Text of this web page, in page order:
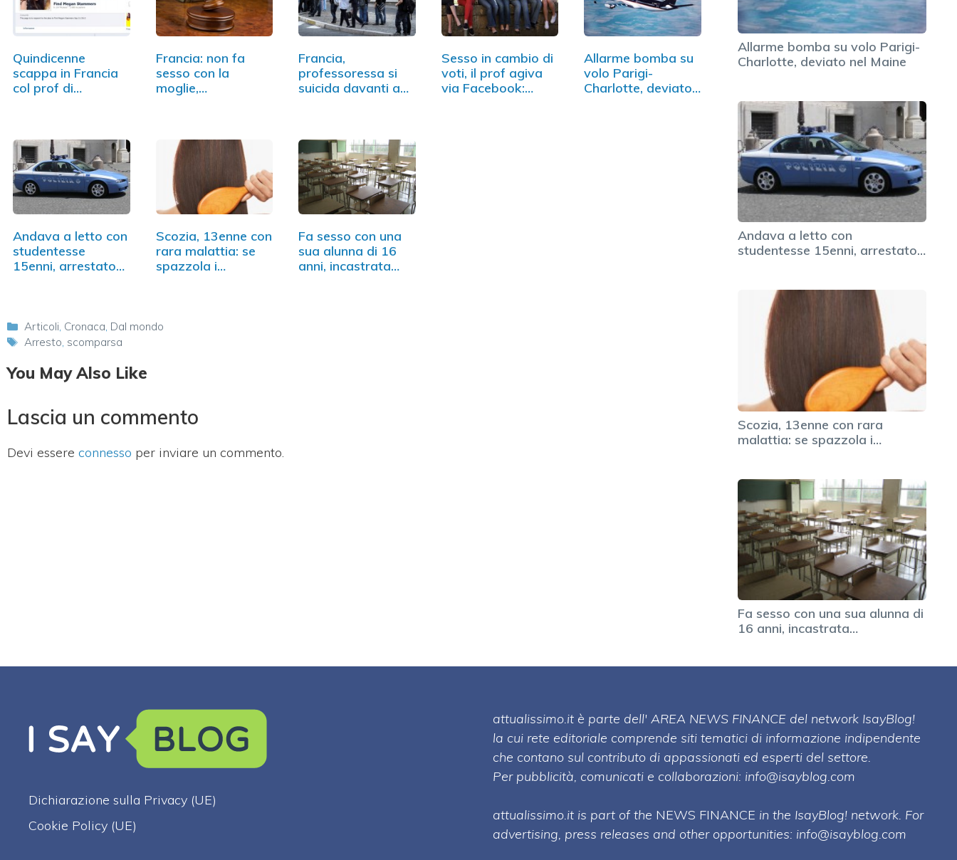
Quindicenne
scappa in Francia
col prof di
Francia: non fa
sesso con la
moglie,
Francia,
professoressa si
suicida davanti a
Sesso in cambio di
voti, il prof agiva
via Facebook:…
Allarme bomba su
volo Parigi-
Charlotte, deviato
Andava a letto con
studentesse
15enni, arrestato…
Scozia, 13enne con
rara malattia: se
spazzola i…
Fa sesso con una
sua alunna di 16
anni, incastrata…
Categorie
Articoli, Cronaca, Dal mondo
Tag
Arresto, scomparsa
You May Also Like
Lascia un commento
Devi essere connesso per inviare un commento.
Allarme bomba su volo Parigi-
Charlotte, deviato nel Maine
Andava a letto con
studentesse 15enni, arrestato…
Scozia, 13enne con rara
malattia: se spazzola i…
Fa sesso con una sua alunna di
16 anni, incastrata…
Dichiarazione sulla Privacy (UE)
Cookie Policy (UE)
attualissimo.it è parte dell' AREA NEWS FINANCE del network IsayBlog!
la cui rete editoriale comprende siti tematici di informazione indipendente
che contano sul contributo di appassionati ed esperti del settore.
Per pubblicità, comunicati e collaborazioni: info@isayblog.com
attualissimo.it is part of the NEWS FINANCE in the IsayBlog! network. For
advertising, press releases and other opportunities: info@isayblog.com